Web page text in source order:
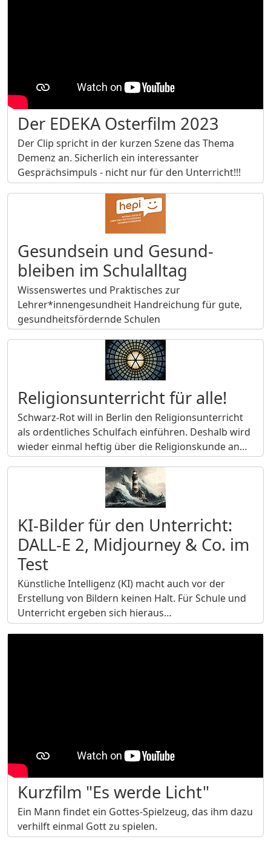
Der EDEKA Osterfilm 2023
Der Clip spricht in der kurzen Szene das Thema
Demenz an. Sicherlich ein interessanter
Gesprächsimpuls - nicht nur für den Unterricht!!!
Gesundsein und Gesund-
bleiben im Schulalltag
Wissenswertes und Praktisches zur
Lehrer*innengesundheit Handreichung für gute,
gesundheitsfördernde Schulen
Religionsunterricht für alle!
Schwarz-Rot will in Berlin den Religionsunterricht
als ordentliches Schulfach einführen. Deshalb wird
wieder einmal heftig über die Religionskunde an…
KI-Bilder für den Unterricht:
DALL-E 2, Midjourney & Co. im
Test
Künstliche Intelligenz (KI) macht auch vor der
Erstellung von Bildern keinen Halt. Für Schule und
Unterricht ergeben sich hieraus…
Kurzfilm "Es werde Licht"
Ein Mann findet ein Gottes-Spielzeug, das ihm dazu
verhilft einmal Gott zu spielen.